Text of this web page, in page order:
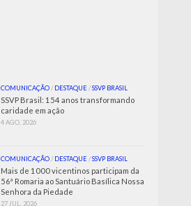
COMUNICAÇÃO/ DESTAQUE /SSVP BRASIL
SSVP Brasil: 154 anos transformando
caridade em ação
4 AGO, 2026
COMUNICAÇÃO/ DESTAQUE /SSVP BRASIL
Mais de 1000 vicentinos participam da
56ª Romaria ao Santuário Basílica Nossa
Senhora da Piedade
27 JUL, 2026